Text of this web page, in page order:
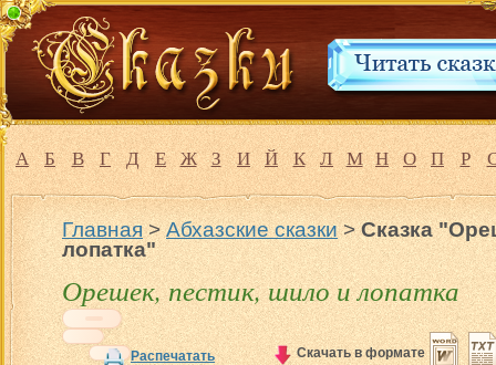
А Б В Г Д Е Ж З И Й К Л М Н О П Р
Главная>Абхазские сказки>Сказка
лопатка"
Орешек, пестик, шило и лопатка
Распечатать Скачать в формате